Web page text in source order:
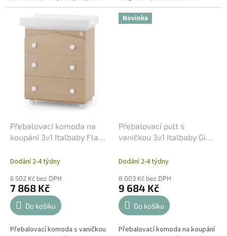
Její unikátní povrch z jemné
pěny je navržen tak, aby
okamžitě...
vyroben z bukového dřeva a
vybaven kolečky s brzdou, což
umožňuje...
Přebalovací komoda na
koupání 3v1 Italbaby Flash
Dodání 2-4 týdny
6 502 Kč bez DPH
7 868 Kč
Do košíku
Přebalovací komoda s vaničkou
Novinka
Přebalovací pult s
vaničkou 3v1 Italbaby Gina
Dodání 2-4 týdny
8 003 Kč bez DPH
9 684 Kč
Do košíku
Přebalovací komoda na koupání